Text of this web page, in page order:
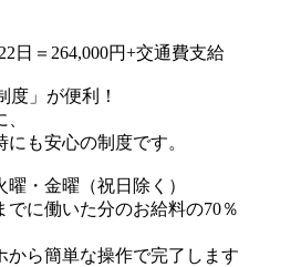
日＝264,000円+交通費支給
度」が便利！
も安心の制度です。
・金曜（祝日除く）
いた分のお給料の70％
簡単な操作で完了します